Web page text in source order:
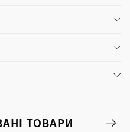
ТОВАРИ